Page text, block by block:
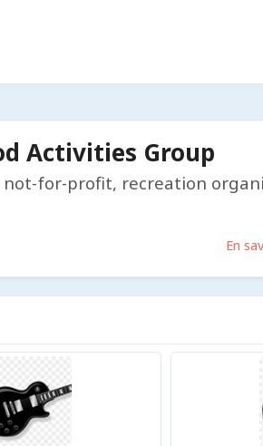
Activities Group
not-for-profit, recreation
En